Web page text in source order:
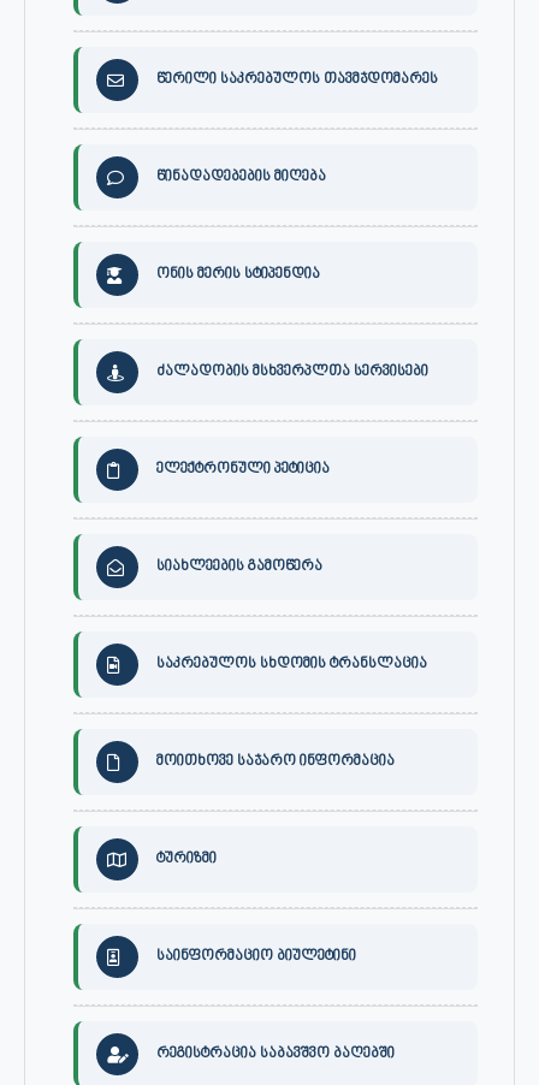
წერილი საკრებულოს თავმჯდომარეს
წინადადებების მიღება
ონის მერის სტიპენდია
ძალადობის მსხვერპლთა სერვისები
ელექტრონული პეტიცია
სიახლეების გამოწერა
საკრებულოს სხდომის ტრანსლაცია
მოითხოვე საჯარო ინფორმაცია
ტურიზმი
საინფორმაციო ბიულეტინი
რეგისტრაცია საბავშვო ბაღებში